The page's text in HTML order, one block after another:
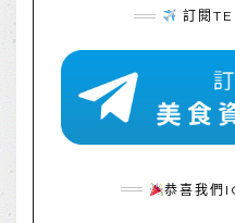
訂閱
恭喜我們